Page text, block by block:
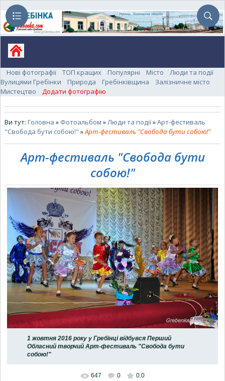
Нові фотографії ТОП кращих Популярні Місто
Люди та події
Вулицями Гребінки
Природа Гребінківщина
Залізничне місто
Мистецтво
Додати фотографію
Ви тут: Головна » Фотоальбом » Люди та події»Арт-фестиваль
"Свобода бути собою!" »Арт-фестиваль "Свобода бути собою!"
Арт-фестиваль "Свобода бути
собою!"
1 жовтня 2016 року у Гребінці відбувся Перший
Обласний творчий Арт-фестиваль "Свобода бути
собою!"
647 0 0.0